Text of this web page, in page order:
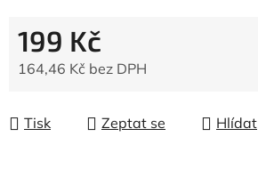
199 Kč
164,46 Kč bez DPH
Tisk
Zeptat se Hlídat